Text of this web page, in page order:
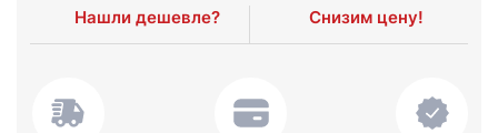
Нашли дешевле? Снизим цену!